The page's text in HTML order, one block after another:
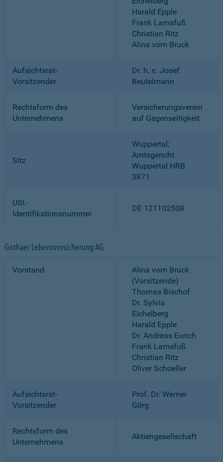
Harald Epple
Frank Lamsfuß
Christian Ritz
Alina vom Bruck
Aufsichtsrat-
Vorsitzender
Dr. h. c. Josef
Beutelmann
Rechtsform des
Unternehmens
Versicherungsverein
auf Gegenseitigkeit
Sitz
Wuppertal;
Amtsgericht
Wuppertal HRB
3871
USt.-
Identifikationsnummer
DE 121102508
Gothaer Lebensversicherung AG
Vorstand
Alina vom Bruck
(Vorsitzende)
Thomas Bischof
Dr. Sylvia
Eichelberg
Harald Epple
Dr. Andreas Eurich
Frank Lamsfuß
Christian Ritz
Oliver Schoeller
Aufsichtsrat-
Vorsitzender
Prof. Dr. Werner
Görg
Rechtsform des
Unternehmens
Aktiengesellschaft